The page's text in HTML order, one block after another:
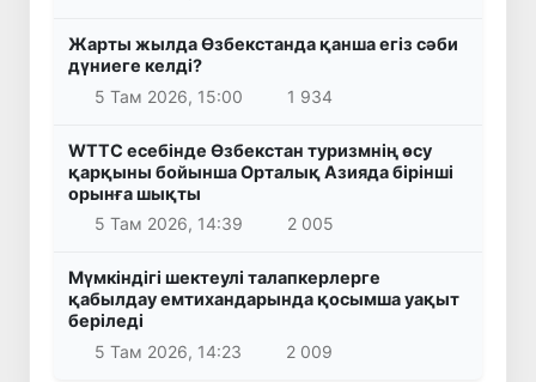
Жарты жылда Өзбекстанда қанша егіз сәби
дүниеге келді?
5 Там 2026, 15:00
1 934
WTTC есебінде Өзбекстан туризмнің өсу
қарқыны бойынша Орталық Азияда бірінші
орынға шықты
5 Там 2026, 14:39
2 005
Мүмкіндігі шектеулі талапкерлерге
қабылдау емтихандарында қосымша уақыт
беріледі
5 Там 2026, 14:23
2 009